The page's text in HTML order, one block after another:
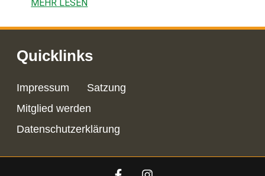
MEHR LESEN
Quicklinks
Impressum
Satzung
Mitglied werden
Datenschutzerklärung